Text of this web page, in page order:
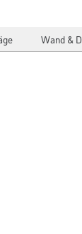
Wand &